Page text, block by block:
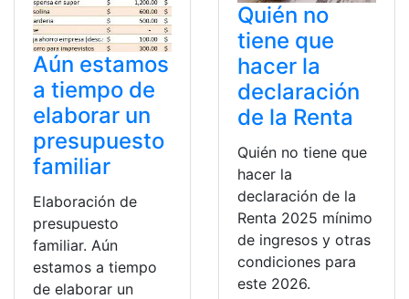
Aún estamos
a tiempo de
elaborar un
presupuesto
familiar
Elaboración de
presupuesto
familiar. Aún
estamos a tiempo
de elaborar un
Quién no
tiene que
hacer la
declaración
de la Renta
Quién no tiene que
hacer la
declaración de la
Renta 2025 mínimo
de ingresos y otras
condiciones para
este 2026.